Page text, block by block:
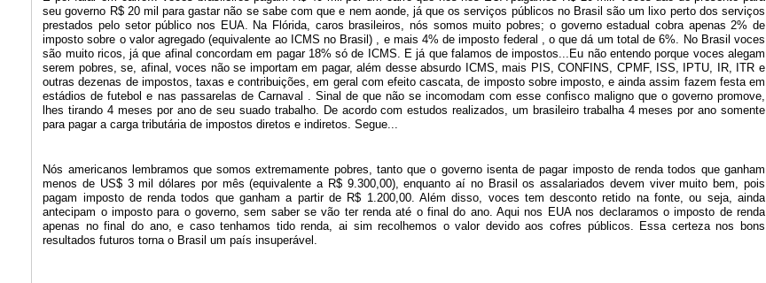
seu governo R$ 20 mil para gastar não se sabe com que e nem aonde, já que os serviços públicos no Brasil são um lixo perto dos serviços
prestados pelo setor público nos EUA. Na Flórida, caros brasileiros, nós somos muito pobres; o governo estadual cobra apenas 2% de
imposto sobre o valor agregado (equivalente ao ICMS no Brasil) , e mais 4% de imposto federal , o que dá um total de 6%. No Brasil voces
são muito ricos, já que afinal concordam em pagar 18% só de ICMS. E já que falamos de impostos...Eu não entendo porque voces alegam
serem pobres, se, afinal, voces não se importam em pagar, além desse absurdo ICMS, mais PIS, CONFINS, CPMF, ISS, IPTU, IR, ITR e
outras dezenas de impostos, taxas e contribuições, em geral com efeito cascata, de imposto sobre imposto, e ainda assim fazem festa em
estádios de futebol e nas passarelas de Carnaval . Sinal de que não se incomodam com esse confisco maligno que o governo promove,
lhes tirando 4 meses por ano de seu suado trabalho. De acordo com estudos realizados, um brasileiro trabalha 4 meses por ano somente
para pagar a carga tributária de impostos diretos e indiretos. Segue...
Nós americanos lembramos que somos extremamente pobres, tanto que o governo isenta de pagar imposto de renda todos que ganham
menos de US$ 3 mil dólares por mês (equivalente a R$ 9.300,00), enquanto aí no Brasil os assalariados devem viver muito bem, pois
pagam imposto de renda todos que ganham a partir de R$ 1.200,00. Além disso, voces tem desconto retido na fonte, ou seja, ainda
antecipam o imposto para o governo, sem saber se vão ter renda até o final do ano. Aqui nos EUA nos declaramos o imposto de renda
apenas no final do ano, e caso tenhamos tido renda, ai sim recolhemos o valor devido aos cofres públicos. Essa certeza nos bons
resultados futuros torna o Brasil um país insuperável.